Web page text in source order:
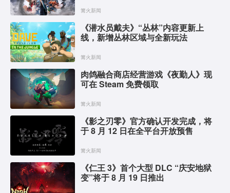
篝火新闻
《潜水员戴夫》“丛林”内容更新上
线，新增丛林区域与全新玩法
篝火新闻
肉鸽融合商店经营游戏《夜勤人》现
可在 Steam 免费领取
篝火新闻
《影之刃零》官方确认开发完成，将
于 8 月 12 日在全平台开放预售
篝火新闻
《仁王 3》首个大型 DLC “庆安地狱
变”将于 8 月 19 日推出